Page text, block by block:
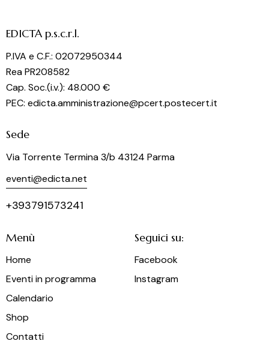
EDICTA p.s.c.r.l.
P.IVA e C.F.: 02072950344
Rea PR208582
Cap. Soc.(i.v.): 48.000 €
PEC: edicta.amministrazione@pcert.postecert.it
Sede
Via Torrente Termina 3/b 43124 Parma
eventi@edicta.net
+393791573241
Menù
Home
Eventi in programma
Calendario
Shop
Contatti
Seguici su:
Facebook
Instagram